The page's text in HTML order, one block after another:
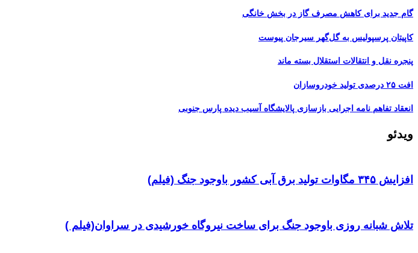
گام جدید برای کاهش مصرف گاز در بخش خانگی
کاپیتان پرسپولیس به گل‌گهر سیرجان پیوست
پنجره‌ نقل و انتقالات استقلال بسته ماند
افت ۲۵ درصدی تولید خودروسازان
انعقاد تفاهم نامه اجرایی بازسازی پالایشگاه آسیب دیده پارس جنوبی
ویدئو
افزایش ۳۴۵ مگاوات تولید برق آبی کشور باوجود جنگ (فیلم)
تلاش شبانه روزی باوجود جنگ برای ساخت نیروگاه خورشیدی در سراوان(فیلم )